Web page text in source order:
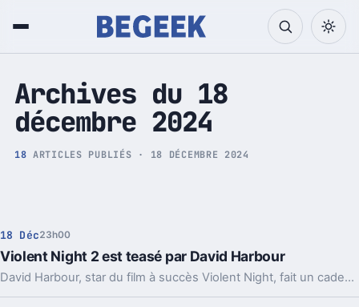
Tech et Pop culture
Archives du 18
décembre 2024
18 ARTICLES PUBLIÉS · 18 DÉCEMBRE 2024
18 Déc23h00
Violent Night 2 est teasé par David Harbour
David Harbour, star du film à succès Violent Night, fait un cadeau de Noël anticipé à ses fans impatients en leur dévoilant des éléments de la suite tant attendue.